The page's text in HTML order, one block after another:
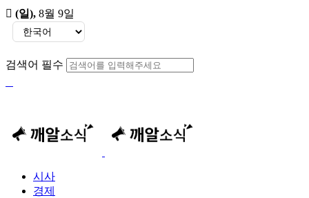
(일), 8월 9일
검색어 필수
시사
경제